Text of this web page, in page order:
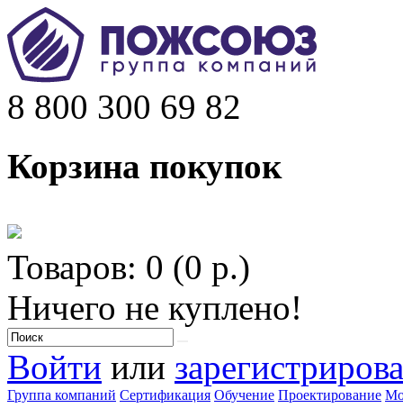
8 800 300 69 82
Корзина покупок
Товаров: 0 (0 р.)
Ничего не куплено!
Войти или
Группа компаний Сертификация Обучение Проектирование